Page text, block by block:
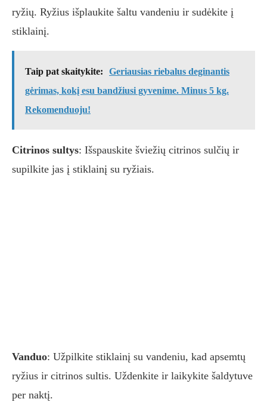
ryžių. Ryžius išplaukite šaltu vandeniu ir sudėkite į
stiklainį.
Taip pat skaitykite:
Geriausias riebalus deginantis
gėrimas, kokį esu bandžiusi gyvenime. Minus 5 kg.
Rekomenduoju!
Citrinos sultys: Išspauskite šviežių citrinos sulčių ir
supilkite jas į stiklainį su ryžiais.
Vanduo: Užpilkite stiklainį su vandeniu, kad apsemtų
ryžius ir citrinos sultis. Uždenkite ir laikykite šaldytuve
per naktį.